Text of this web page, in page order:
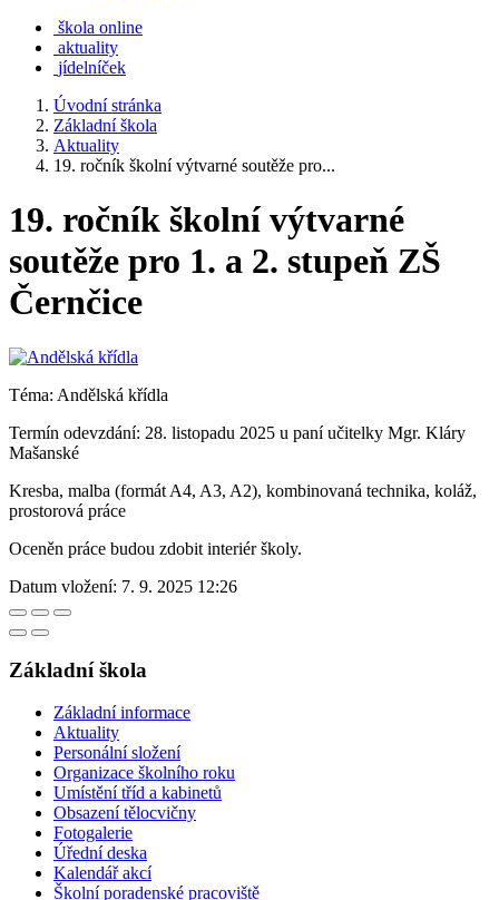
škola online
aktuality
jídelníček
Úvodní stránka
Základní škola
Aktuality
19. ročník školní výtvarné soutěže pro...
19. ročník školní výtvarné
soutěže pro 1. a 2. stupeň ZŠ
Černčice
Téma: Andělská křídla
Termín odevzdání: 28. listopadu 2025 u paní učitelky Mgr. Kláry
Mašanské
Kresba, malba (formát A4, A3, A2), kombinovaná technika, koláž,
prostorová práce
Oceněn práce budou zdobit interiér školy.
Datum vložení: 7. 9. 2025 12:26
Základní škola
Základní informace
Aktuality
Personální složení
Organizace školního roku
Umístění tříd a kabinetů
Obsazení tělocvičny
Fotogalerie
Úřední deska
Kalendář akcí
Školní poradenské pracoviště